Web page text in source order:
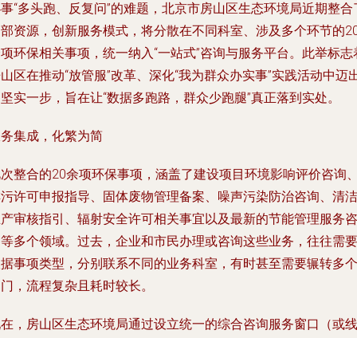
“多头跑、反复问”的难题，北京市房山区生态环境局近期整合
资源，创新服务模式，将分散在不同科室、涉及多个环节的
环保相关事项，统一纳入“一站式”咨询与服务平台。此举标志
区在推动“放管服”改革、深化“我为群众办实事”实践活动中迈
实一步，旨在让“数据多跑路，群众少跑腿”真正落到实处。
集成，化繁为简
整合的20余项环保事项，涵盖了建设项目环境影响评价咨询
许可申报指导、固体废物管理备案、噪声污染防治咨询、清洁
审核指引、辐射安全许可相关事宜以及最新的节能管理服务咨
多个领域。过去，企业和市民办理或咨询这些业务，往往需要
事项类型，分别联系不同的业务科室，有时甚至需要辗转多个
，流程复杂且耗时较长。
，房山区生态环境局通过设立统一的综合咨询服务窗口（或线